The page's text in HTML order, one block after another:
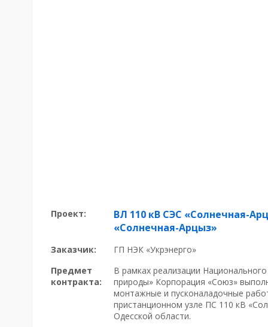
Проект:
ВЛ 110 кВ СЭС «Солнечная-
«Солнечная-Арцыз»
Заказчик:
ГП НЭК «Укрэнерго»
Предмет
контракта:
В рамках реализации
природы» Корпорация «Союз»
монтажные и пусконаладочные
пристанционном узле ПС 110 кВ
Одесской области.